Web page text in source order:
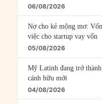
06/08/2026
Nợ cho kẻ mộng mơ:
việc cho startup vay vốn
05/08/2026
Mỹ Latinh đang trở
cánh hữu mới
04/08/2026